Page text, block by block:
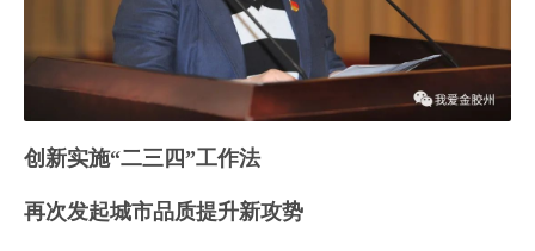
创新实施“二三四”工作法
再次发起城市品质提升新攻势